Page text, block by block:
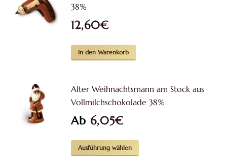
38%
12,60€
In den Warenkorb
Alter Weihnachtsmann am Stock aus
Vollmilchschokolade 38%
Ab 6,05€
Ausführung wählen